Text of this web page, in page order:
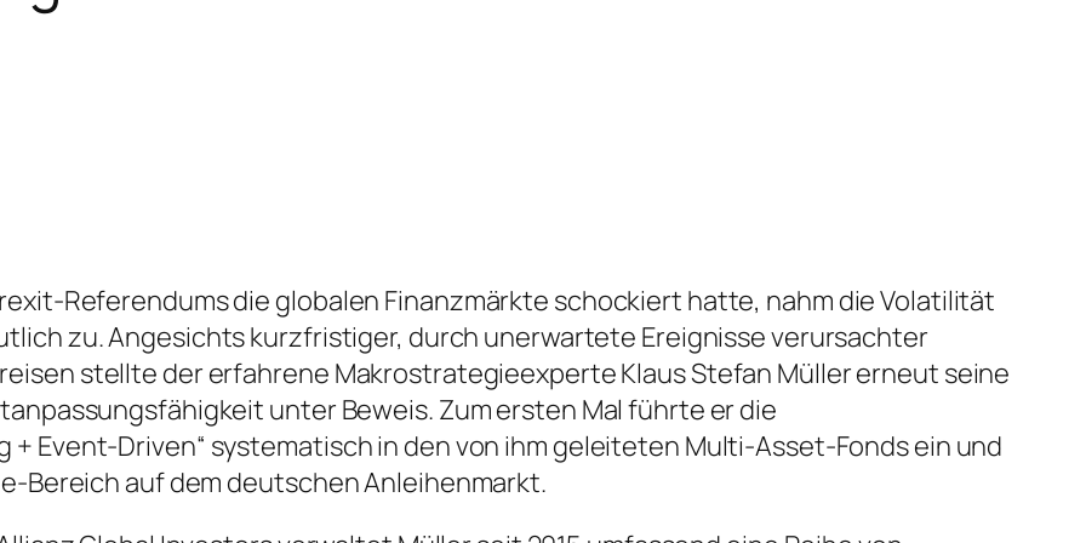
Referendums die globalen Finanzmärkte schockiert hatte, nahm die Volatilität
zu. Angesichts kurzfristiger, durch unerwartete Ereignisse verursachter
stellte der erfahrene Makrostrategieexperte Klaus Stefan Müller erneut seine
unter Beweis. Zum ersten Mal führte er die
Event-Driven“ systematisch in den von ihm geleiteten Multi-Asset-Fonds ein und
Bereich auf dem deutschen Anleihenmarkt.